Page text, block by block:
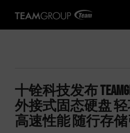
十铨科技发布
外接式固态硬盘
高速性能 随行存